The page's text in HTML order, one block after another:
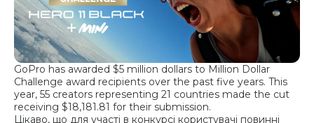
GoPro has awarded $5 million dollars to Million Dollar
Challenge award recipients over the past five years. This
year, 55 creators representing 21 countries made the cut
receiving $18,181.81 for their submission.
Цікаво, що для участі в конкурсі користувачі повинні